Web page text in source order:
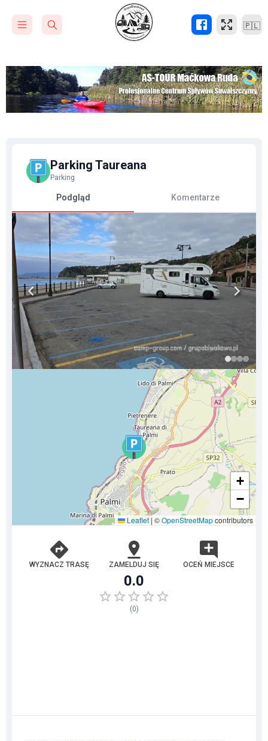
🇵🇱
Parking Taureana
Parking
Podgląd Komentarze
+
−
Leaflet | ©OpenStreetMapcontributors
WYZNACZ TRASĘ ZAMELDUJ SIĘ OCEŃ MIEJSCE
0.0
(0)